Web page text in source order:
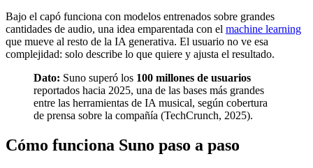
Bajo el capó funciona con modelos entrenados sobre grandes
cantidades de audio, una idea emparentada con el machine learning
que mueve al resto de la IA generativa. El usuario no ve esa
complejidad: solo describe lo que quiere y ajusta el resultado.
Dato: Suno superó los 100 millones de usuarios
reportados hacia 2025, una de las bases más grandes
entre las herramientas de IA musical, según cobertura
de prensa sobre la compañía (TechCrunch, 2025).
Cómo funciona Suno paso a paso